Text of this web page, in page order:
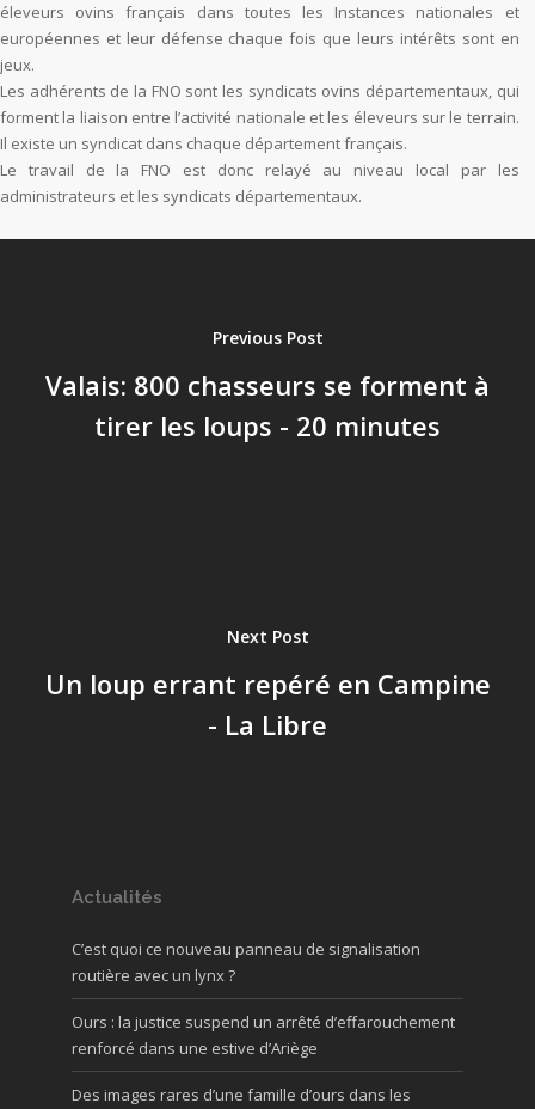
éleveurs ovins français dans toutes les Instances nationales et
européennes et leur défense chaque fois que leurs intérêts sont en
jeux.
Les adhérents de la FNO sont les syndicats ovins départementaux, qui
forment la liaison entre l’activité nationale et les éleveurs sur le terrain.
Il existe un syndicat dans chaque département français.
Le travail de la FNO est donc relayé au niveau local par les
administrateurs et les syndicats départementaux.
Previous Post
Valais: 800 chasseurs se forment à
tirer les loups - 20 minutes
Next Post
Un loup errant repéré en Campine
- La Libre
Actualités
C’est quoi ce nouveau panneau de signalisation
routière avec un lynx ?
Ours : la justice suspend un arrêté d’effarouchement
renforcé dans une estive d’Ariège
Des images rares d’une famille d’ours dans les